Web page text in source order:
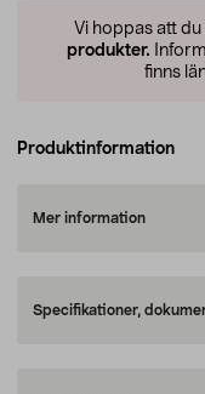
Vi hoppas att
produkter.
finns
Produktinformation
Mer information
Specifikationer,